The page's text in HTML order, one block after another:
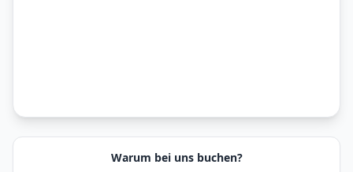
Warum bei uns buchen?